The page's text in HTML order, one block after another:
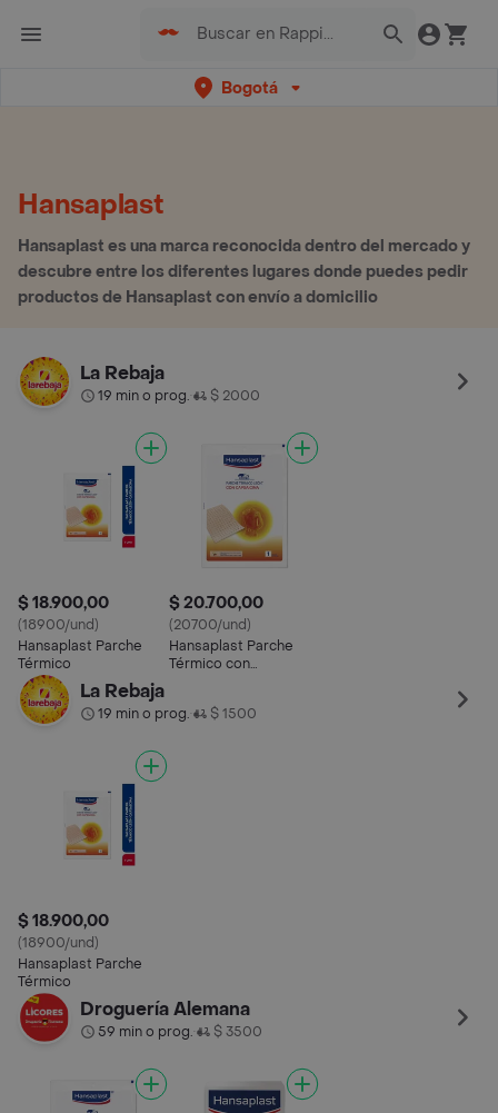
Bogotá
Hansaplast
Hansaplast es una marca reconocida dentro del mercado y
descubre entre los diferentes lugares donde puedes pedir
productos de Hansaplast con envío a domicilio
La Rebaja
19 min o prog.• $ 2000
$ 18.900,00
(18900/und)
Hansaplast Parche
Térmico
$ 20.700,00
(20700/und)
Hansaplast Parche
Térmico con
La Rebaja
19 min o prog.• $ 1500
$ 18.900,00
(18900/und)
Hansaplast Parche
Térmico
Droguería Alemana
59 min o prog.• $ 3500